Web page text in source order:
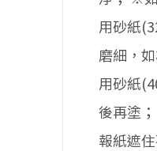
用砂紙
磨細，
用砂紙
後再塗；
報紙遮